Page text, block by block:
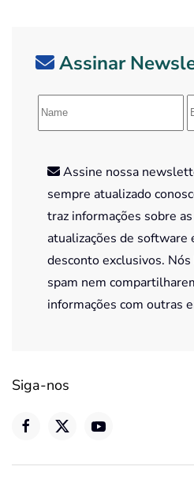
Assinar
Assine nossa
sempre atualizado
traz informações sobre
atualizações de software
desconto exclusivos.
spam nem
informações com outras
Siga-nos